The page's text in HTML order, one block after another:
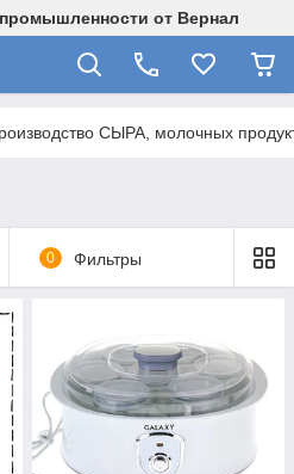
от Вернал
СЫРА, молочных
0 Фильтры